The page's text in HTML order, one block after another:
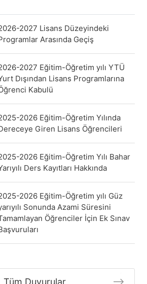
2027 Lisans Düzeyindeki
Arasında Geçiş
2027 Eğitim-Öğretim yılı YTÜ
Dışından Lisans Programlarına
Kabulü
2026 Eğitim-Öğretim Yılında
Giren Lisans Öğrencileri
2026 Eğitim-Öğretim Yılı Bahar
Ders Kayıtları Hakkında
2026 Eğitim-Öğretim yılı Güz
Sonunda Azami Süresini
Öğrenciler İçin Ek Sınav
Tüm Duyurular